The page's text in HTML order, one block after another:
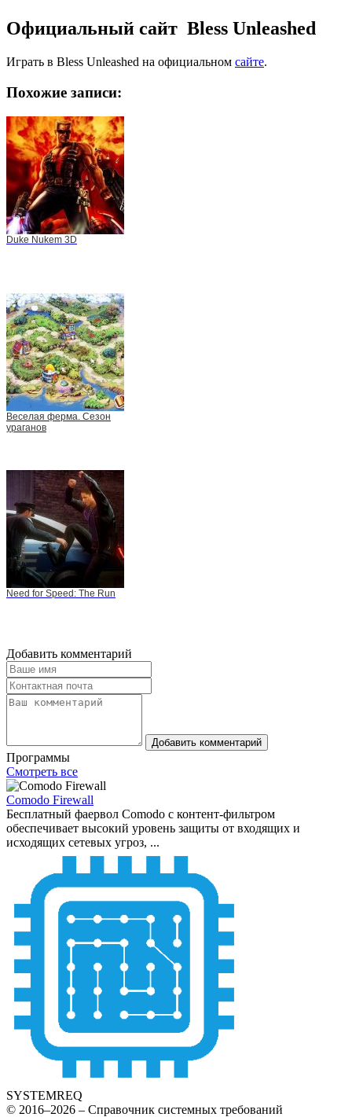
Официальный сайт Bless Unleashed
Играть в Bless Unleashed на официальном сайте.
Похожие записи:
Duke Nukem 3D
Веселая ферма. Сезон
ураганов
Need for Speed: The Run
Добавить комментарий
Добавить комментарий
Программы
Смотреть все
Comodo Firewall
Бесплатный фаервол Comodo с контент-фильтром
обеспечивает высокий уровень защиты от входящих и
исходящих сетевых угроз, ...
SYSTEMREQ
© 2016–2026 – Справочник системных требований